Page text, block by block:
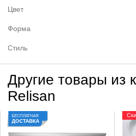
Цвет
Форма
Стиль
Другие товары из
Relisan
БЕСПЛАТНАЯ
ДОСТАВКА